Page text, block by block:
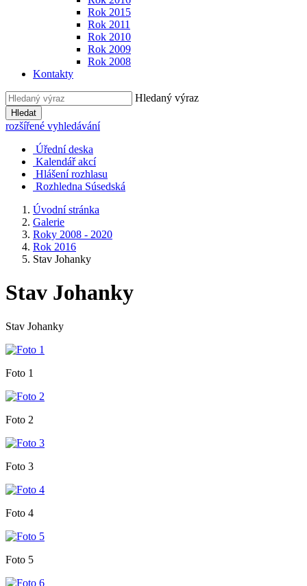
Rok 2015
Rok 2011
Rok 2010
Rok 2009
Rok 2008
Kontakty
Hledaný výraz
Hledat
rozšířené vyhledávání
Úřední deska
Kalendář akcí
Hlášení rozhlasu
Rozhledna Súsedská
Úvodní stránka
Galerie
Roky 2008 - 2020
Rok 2016
Stav Johanky
Stav Johanky
Stav Johanky
Foto 1
Foto 2
Foto 3
Foto 4
Foto 5